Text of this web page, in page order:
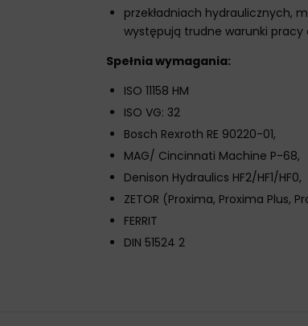
przekładniach hydraulicznych,
występują trudne warunki
Spełnia wymagania:
ISO 11158 HM
ISO VG: 32
Bosch Rexroth RE 90220-01,
MAG/ Cincinnati Machine P-68,
Denison Hydraulics HF2/HF1/HF0,
ZETOR (Proxima, Proxima Plus,
FERRIT
DIN 51524 2